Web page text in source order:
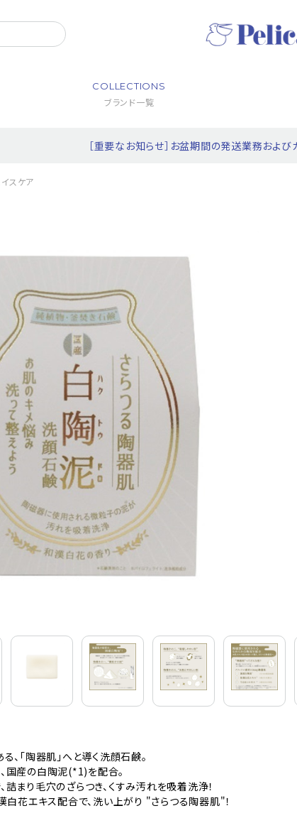
COLLECTIONS
ブランド一覧
［重要なお知らせ］お盆期間の発送業務および
イスケア
、「陶器肌」へと導く洗顔石鹸。
国産の白陶泥(*1)を配合。
まり毛穴のざらつき、くすみ汚れを吸着洗浄！
白花エキス配合で、洗い上がり "さらつる陶器肌"！